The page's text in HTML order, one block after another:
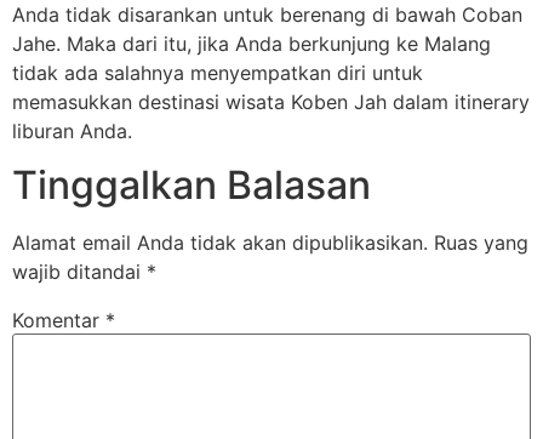
Anda tidak disarankan untuk berenang di bawah Coban
Jahe. Maka dari itu, jika Anda berkunjung ke Malang
tidak ada salahnya menyempatkan diri untuk
memasukkan destinasi wisata Koben Jah dalam itinerary
liburan Anda.
Tinggalkan Balasan
Alamat email Anda tidak akan dipublikasikan. Ruas yang
wajib ditandai *
Komentar *